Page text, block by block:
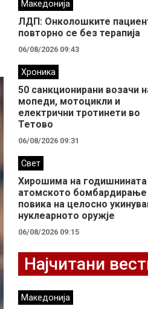
Македонија
ЛДП: Oнколошките
повторно се без терапија
06/08/2026 09:43
Хроника
50 санкционирани возачи
мопеди, мотоцикли и
електрични тротинети во
Тетово
06/08/2026 09:31
Свет
Хирошима на
атомското бомбардирање
повика на целосно
нуклеарното оружје
06/08/2026 09:15
Најчитани
Македонија